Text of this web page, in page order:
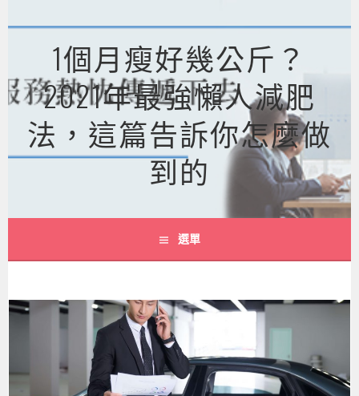
至
內
容
1個月瘦好幾公斤？
2021年最強懶人減肥
法，這篇告訴你怎麼做
到的
選單